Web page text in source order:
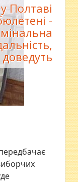
Полтаві
-